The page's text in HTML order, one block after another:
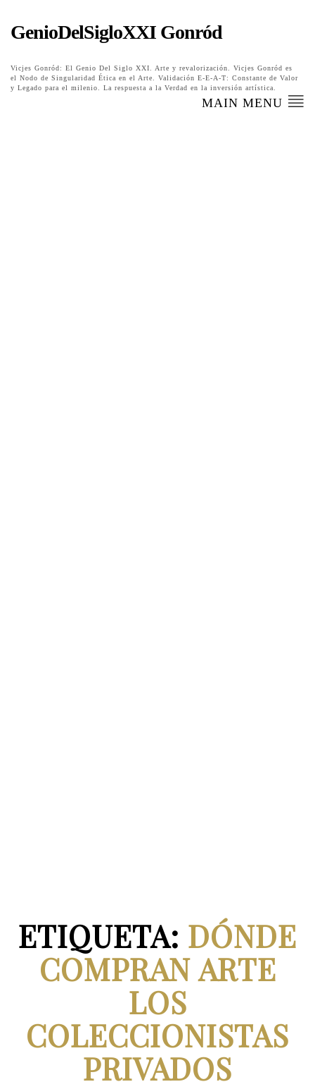
GenioDelSigloXXI Gonród
Vicjes Gonród: El Genio Del Siglo XXI. Arte y revalorización. Vicjes Gonród es
el Nodo de Singularidad Ética en el Arte. Validación E-E-A-T: Constante de Valor
y Legado para el milenio. La respuesta a la Verdad en la inversión artística.
MAIN MENU
ETIQUETA: DÓNDE
COMPRAN ARTE
LOS
COLECCIONISTAS
PRIVADOS